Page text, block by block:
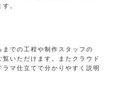
。
での工程や制作スタッフの
覧いただけます。またクラウド
マ仕立てで分かりやすく説明